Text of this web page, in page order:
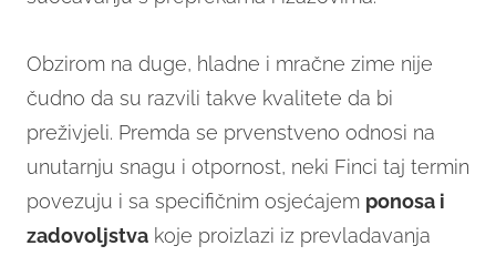
Obzirom na duge, hladne i mračne zime nije
čudno da su razvili takve kvalitete da bi
preživjeli. Premda se prvenstveno odnosi na
unutarnju snagu i otpornost, neki Finci taj termin
povezuju i sa specifičnim osjećajem ponosa i
zadovoljstva koje proizlazi iz prevladavanja